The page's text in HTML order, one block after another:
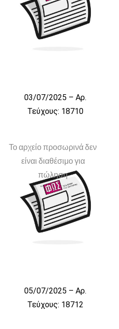
03/07/2025 – Αρ.
Τεύχους: 18710
Το αρχείο προσωρινά δεν
είναι διαθέσιμο για
πώληση
05/07/2025 – Αρ.
Τεύχους: 18712